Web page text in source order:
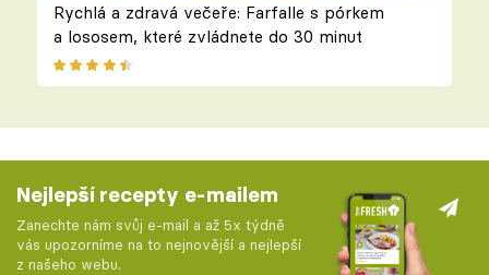
Rychlá a zdravá večeře: Farfalle s pórkem
a lososem, které zvládnete do 30 minut
Nejlepší recepty e-mailem
Zanechte nám svůj e-mail a až 5x týdně
vás upozorníme na to nejnovější a nejlepší
z našeho webu.